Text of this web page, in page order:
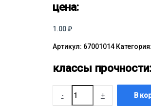
цена:
1.00₽
Артикул: 67001014 Категория:
классы прочности:
- + В